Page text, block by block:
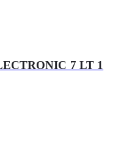
7 LT 1